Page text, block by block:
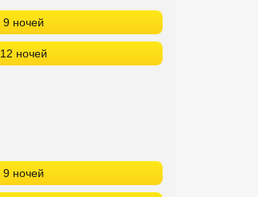
9 ночей
12 ночей
9 ночей